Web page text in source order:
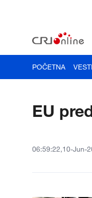
POČETNA VESTI
EU
06:59:22,10-Jun-